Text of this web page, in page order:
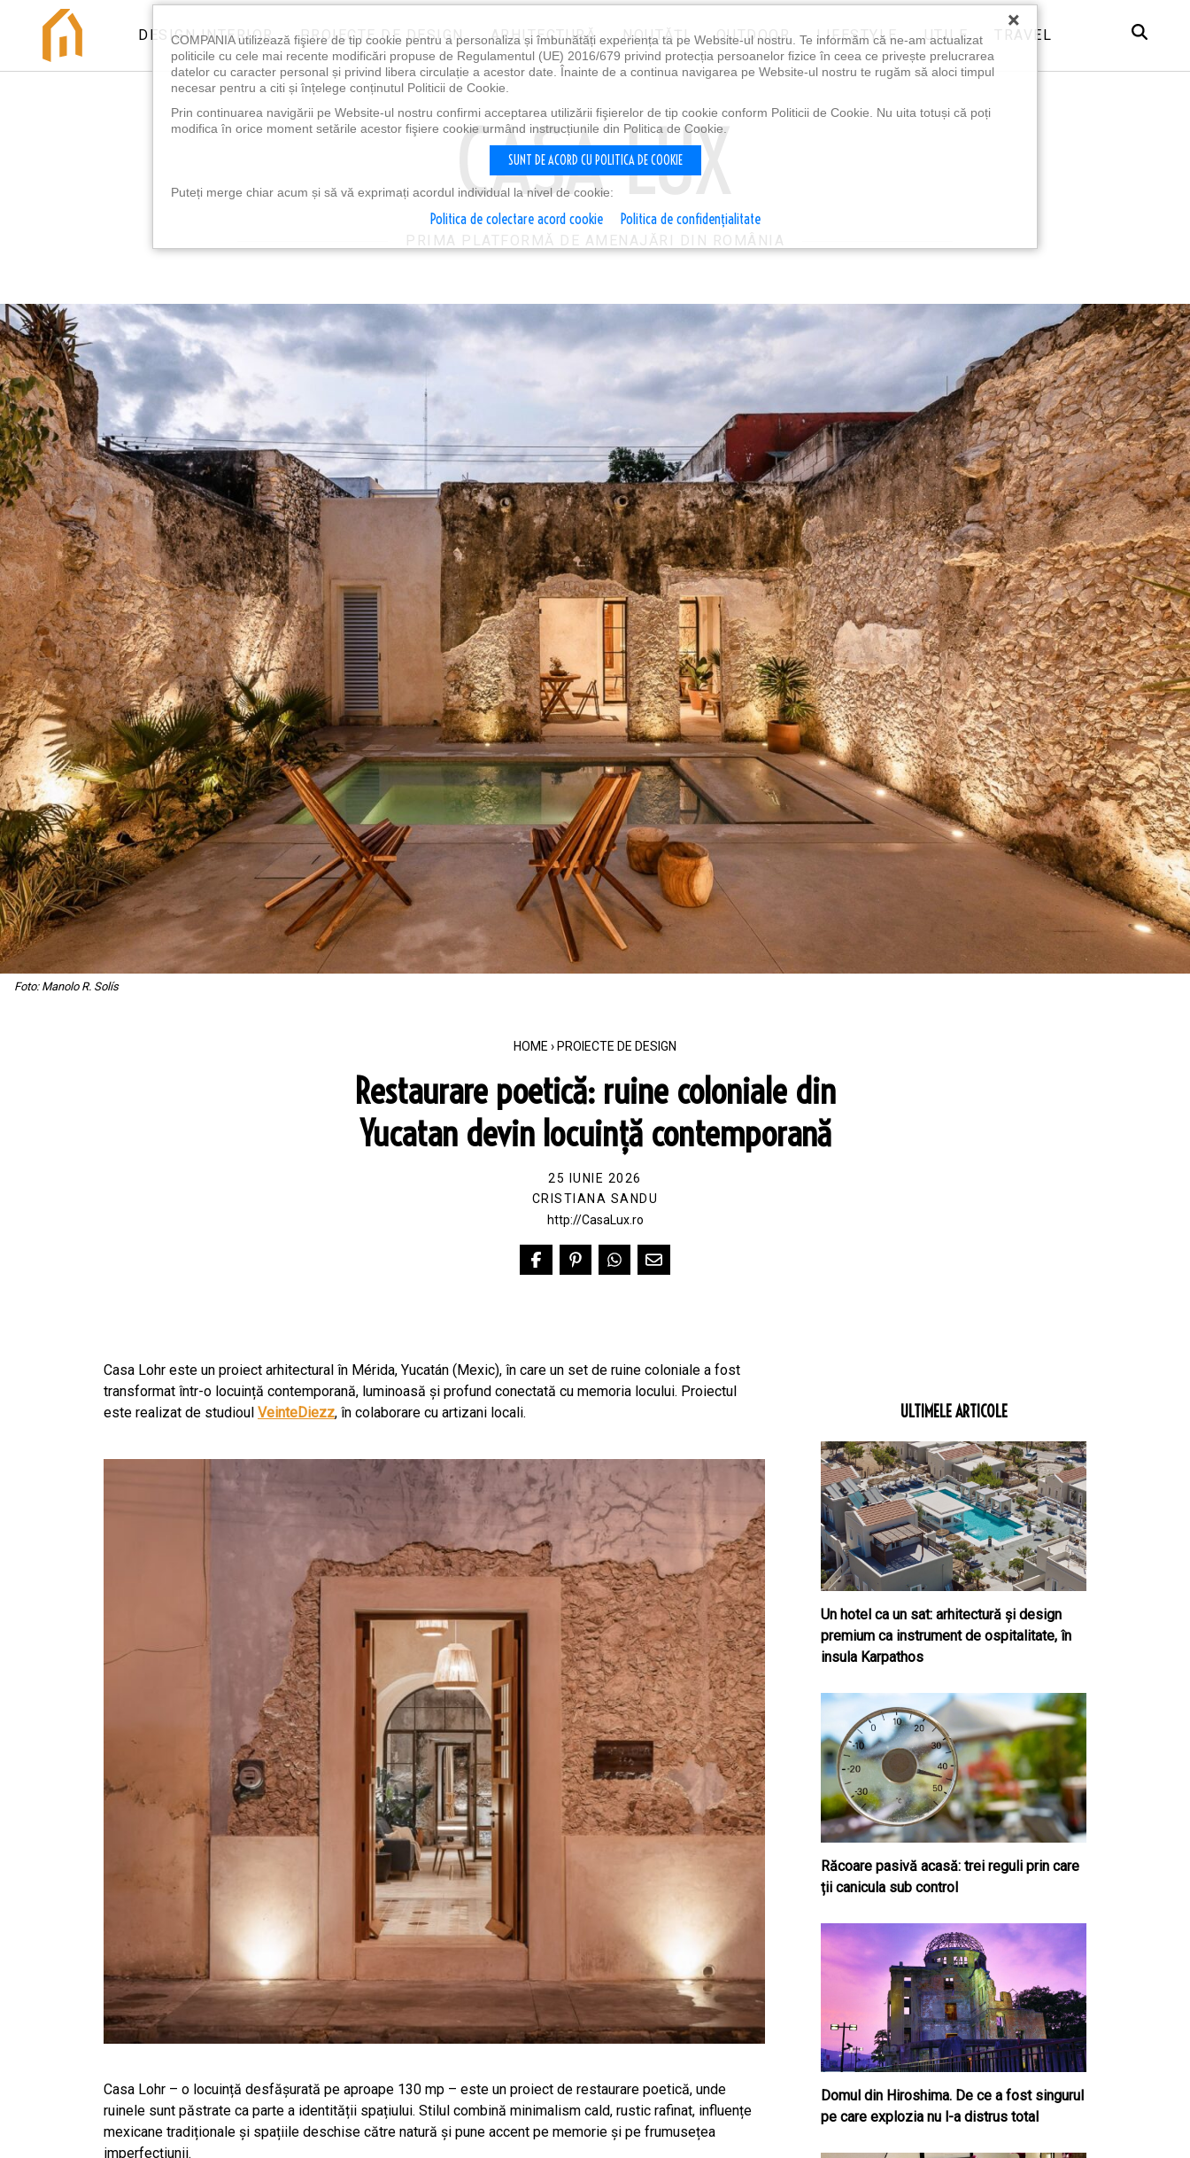
DESIGN INTERIOR PROIECTE DE DESIGN ARHITECTURĂ NOUTĂȚI OUTDOOR LIFESTYLE UTILE TRAVEL
PRIMA PLATFORMĂ DE AMENAJĂRI DIN ROMÂNIA
Foto: Manolo R. Solís
HOME › PROIECTE DE DESIGN
Restaurare poetică: ruine coloniale din
Yucatan devin locuință contemporană
25 IUNIE 2026
CRISTIANA SANDU
http://CasaLux.ro
Casa Lohr este un proiect arhitectural în Mérida, Yucatán (Mexic), în care un set de ruine coloniale a fost
transformat într-o locuință contemporană, luminoasă și profund conectată cu memoria locului. Proiectul
este realizat de studioul VeinteDiezz, în colaborare cu artizani locali.
Casa Lohr – o locuință desfășurată pe aproape 130 mp – este un proiect de restaurare poetică, unde
ruinele sunt păstrate ca parte a identității spațiului. Stilul combină minimalism cald, rustic rafinat, influențe
mexicane tradiționale și spațiile deschise către natură și pune accent pe memorie și pe frumusețea
imperfecțiunii.
ULTIMELE ARTICOLE
Un hotel ca un sat: arhitectură și design
premium ca instrument de ospitalitate, în
insula Karpathos
Răcoare pasivă acasă: trei reguli prin care
ții canicula sub control
Domul din Hiroshima. De ce a fost singurul
pe care explozia nu l-a distrus total
×
COMPANIA utilizează fişiere de tip cookie pentru a personaliza și îmbunătăți experiența ta pe Website-ul nostru. Te informăm că ne-am actualizat
politicile cu cele mai recente modificări propuse de Regulamentul (UE) 2016/679 privind protecția persoanelor fizice în ceea ce privește prelucrarea
datelor cu caracter personal și privind libera circulație a acestor date. Înainte de a continua navigarea pe Website-ul nostru te rugăm să aloci timpul
necesar pentru a citi și înțelege conținutul Politicii de Cookie.
Prin continuarea navigării pe Website-ul nostru confirmi acceptarea utilizării fişierelor de tip cookie conform Politicii de Cookie. Nu uita totuși că poți
modifica în orice moment setările acestor fişiere cookie urmând instrucțiunile din Politica de Cookie.
SUNT DE ACORD CU POLITICA DE COOKIE
Puteți merge chiar acum și să vă exprimați acordul individual la nivel de cookie:
Politica de colectare acord cookie Politica de confidențialitate